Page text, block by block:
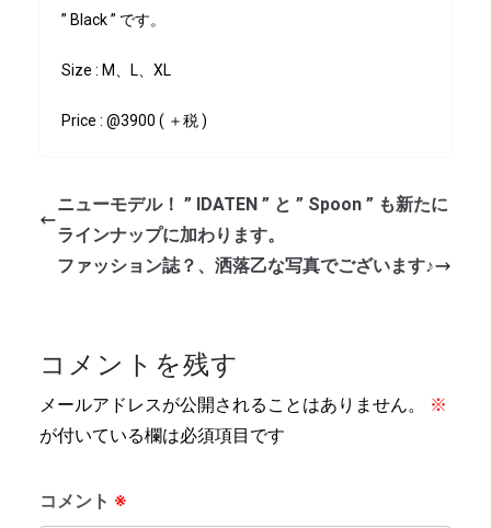
” Black ” です。
Size : M、L、XL
Price : @3900 ( ＋税 )
ニューモデル！ ” IDATEN ” と ” Spoon ” も新たに
ラインナップに加わります。
ファッション誌？、洒落乙な写真でございます♪
コメントを残す
メールアドレスが公開されることはありません。
※
が付いている欄は必須項目です
コメント ※